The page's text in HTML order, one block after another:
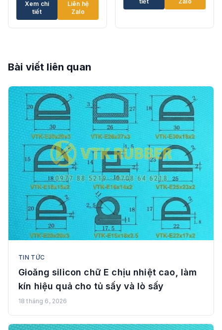
Xem chi
tiết
Liên hệ
Zalo
Bài viết liên quan
TIN TỨC
Gioăng silicon chữ E chịu nhiệt cao, làm
kín hiệu quả cho tủ sấy và lò sấy
18 tháng 6, 2026